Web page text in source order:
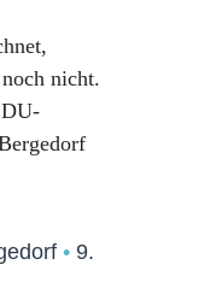
nicht.
9.